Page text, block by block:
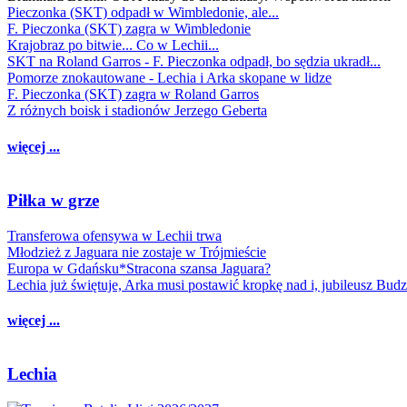
Pieczonka (SKT) odpadł w Wimbledonie, ale...
F. Pieczonka (SKT) zagra w Wimbledonie
Krajobraz po bitwie... Co w Lechii...
SKT na Roland Garros - F. Pieczonka odpadł, bo sędzia ukradł...
Pomorze znokautowane - Lechia i Arka skopane w lidze
F. Pieczonka (SKT) zagra w Roland Garros
Z różnych boisk i stadionów Jerzego Geberta
więcej ...
Piłka w grze
Transferowa ofensywa w Lechii trwa
Młodzież z Jaguara nie zostaje w Trójmieście
Europa w Gdańsku*Stracona szansa Jaguara?
Lechia już świętuje, Arka musi postawić kropkę nad i, jubileusz
więcej ...
Lechia